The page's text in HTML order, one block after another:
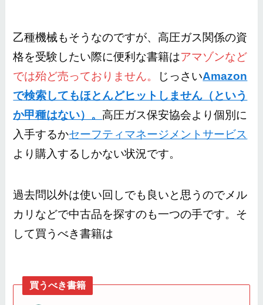
乙種機械もそうなのですが、高圧ガス関係の資
格を受験したい際に便利な書籍はアマゾンなど
では殆ど売っておりません。
じっさいAmazon
で検索してもほとんどヒットしません（という
か甲種はない）。高圧ガス保安協会より個別に
入手するかセーフティマネージメントサービス
より購入するしかない状況です。
過去問以外は使い回しでも良いと思うのでメル
カリなどで中古品を探すのも一つの手です。そ
して買うべき書籍は
買うべき書籍